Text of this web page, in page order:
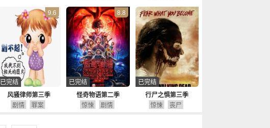
风骚律师第三季
9.6
已完结
剧情 罪案
怪奇物语第二季
8.8
已完结
惊悚 剧情
行尸之惧第三季
已完结
惊悚 丧尸